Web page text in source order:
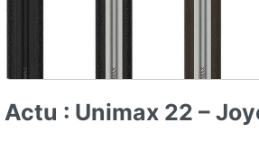
Actu : Unimax 22 –